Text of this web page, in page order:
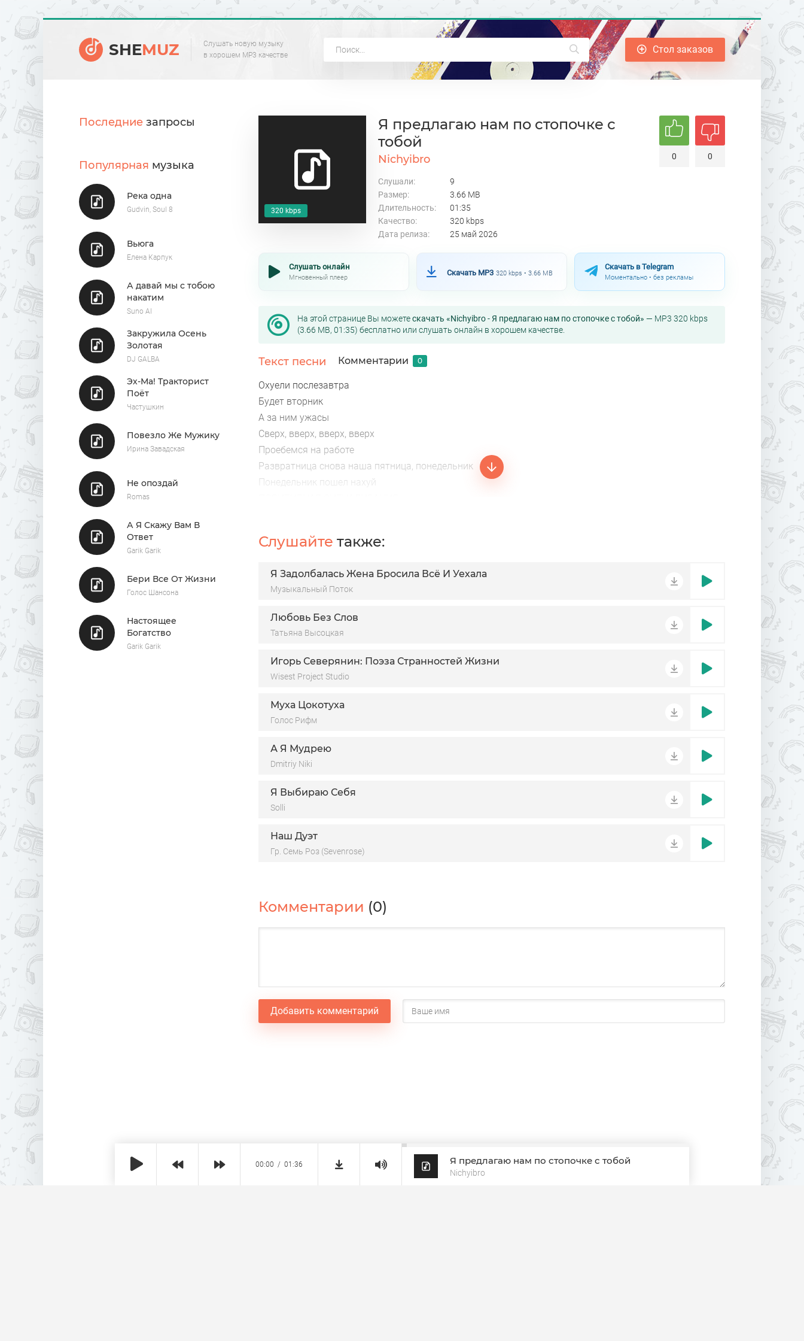
SHEMUZ
Слушать новую музыку
в хорошем MP3 качестве
Стол заказов
Последние запросы
Популярная музыка
Река одна
Gudvin, Soul 8
Вьюга
Елена Карпук
А давай мы с тобою
накатим
Suno AI
Закружила Осень
Золотая
DJ GALBA
Эх-Ма! Тракторист
Поёт
Частушкин
Повезло Же Мужику
Ирина Завадская
Не опоздай
Romas
А Я Скажу Вам В
Ответ
Garik Garik
Бери Все От Жизни
Голос Шансона
Настоящее
Богатство
Garik Garik
320 kbps
Я предлагаю нам по стопочке с
тобой
Nichyibro
Слушали:
9
Размер:
3.66 MB
Длительность:
01:35
Качество:
320 kbps
Дата релиза:
25 май 2026
0 0
Слушать онлайн
Мгновенный плеер
Скачать MP3 320 kbps • 3.66 MB
Скачать в Telegram
Моментально • без рекламы
На этой странице Вы можетескачать «Nichyibro - Я предлагаю нам по стопочке с тобой» — MP3 320 kbps
(3.66 MB, 01:35) бесплатно или слушать онлайн в хорошем качестве.
Текст песни Комментарии 0
Охуели послезавтра
Будет вторник
А за ним ужасы
Сверх, вверх, вверх, вверх
Проебемся на работе
Развратница снова наша пятница, понедельник
Понедельник пошел нахуй
Но я предлагаю нам по стопочке с тобой
Слушайте также:
Я Задолбалась Жена Бросила Всё И Уехала
Музыкальный Поток
Любовь Без Слов
Татьяна Высоцкая
Игорь Северянин: Поэза Странностей Жизни
Wisest Project Studio
Муха Цокотуха
Голос Рифм
А Я Мудрею
Dmitriy Niki
Я Выбираю Себя
Solli
Наш Дуэт
Гр. Семь Роз (Sevenrose)
Комментарии (0)
Добавить комментарий
00:00 01:36 Я предлагаю нам по стопочке с тобой
Nichyibro